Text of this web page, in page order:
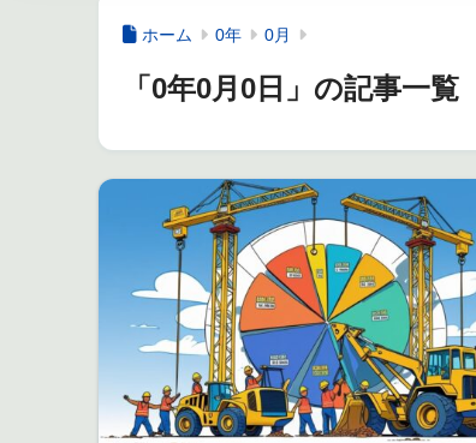
ホーム 0年 0月
「0年0月0日」の記事一覧